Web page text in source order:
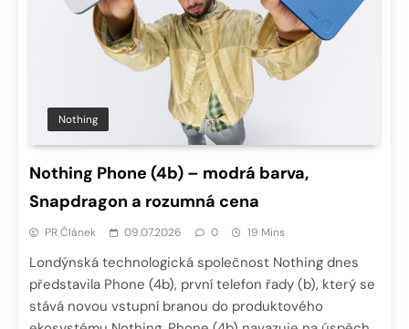
Nothing
Nothing Phone (4b) – modrá barva,
Snapdragon a rozumná cena
PR Článek 09.07.2026 0 19 Mins
Londýnská technologická společnost Nothing dnes
představila Phone (4b), první telefon řady (b), který se
stává novou vstupní branou do produktového